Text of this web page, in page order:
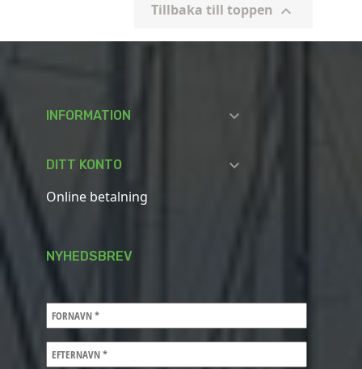
Tillbaka till toppen 
INFORMATION 
DITT KONTO 
Online betalning
NYHEDSBREV